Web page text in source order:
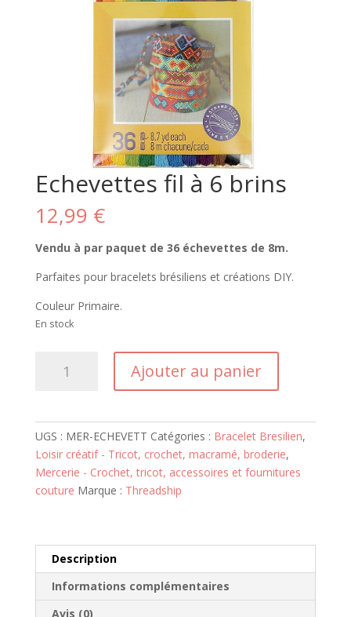
Echevettes fil à 6 brins
12,99 €
Vendu à par paquet de 36 échevettes de 8m.
Parfaites pour bracelets brésiliens et créations DIY.
Couleur Primaire.
En stock
à
6
brins
Ajouter au panier
UGS : MER-ECHEVETT Catégories : Bracelet Bresilien,
Loisir créatif - Tricot, crochet, macramé, broderie,
Mercerie - Crochet, tricot, accessoires et fournitures
couture Marque : Threadship
Description
Informations complémentaires
Avis (0)